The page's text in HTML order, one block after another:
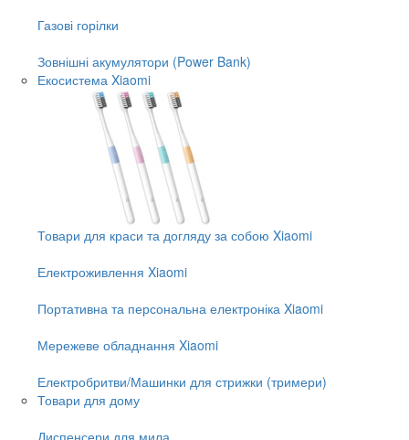
Газові горілки
Зовнішні акумулятори (Power Bank)
Екосистема Xiaomi
Товари для краси та догляду за собою Xiaomi
Електроживлення Xiaomi
Портативна та персональна електроніка Xiaomi
Мережеве обладнання Xiaomi
Електробритви/Машинки для стрижки (тримери)
Товари для дому
Диспенсери для мила